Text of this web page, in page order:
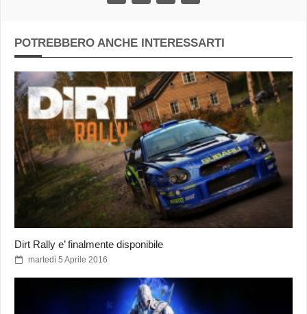
POTREBBERO ANCHE INTERESSARTI
Dirt Rally e’ finalmente disponibile
martedì 5 Aprile 2016